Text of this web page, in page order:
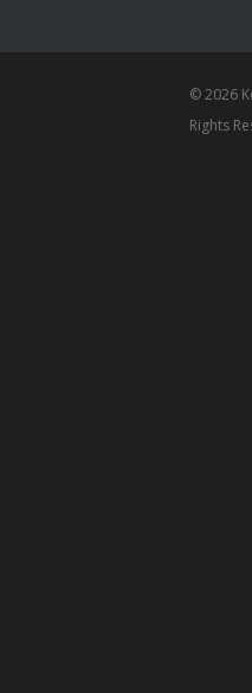
© 2026
Rights